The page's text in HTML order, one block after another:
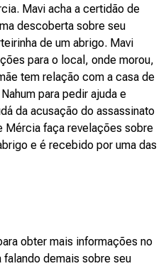
Mavi acha a certidão de
descoberta sobre seu
de um abrigo. Mavi
para o local, onde morou,
tem relação com a casa de
para pedir ajuda e
da acusação do assassinato
faça revelações sobre
e é recebido por uma das
obter mais informações no
demais sobre seu